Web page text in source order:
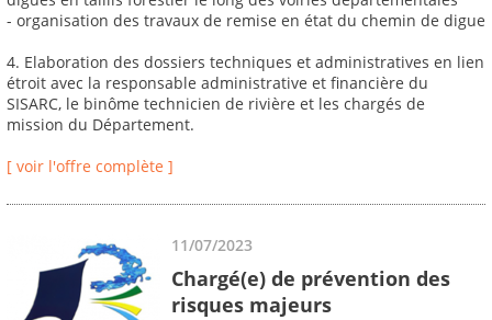
- organisation des travaux de remise en état du chemin de digue
4. Elaboration des dossiers techniques et administratives en lien
étroit avec la responsable administrative et financière du
SISARC, le binôme technicien de rivière et les chargés de
mission du Département.
[ voir l'offre complète ]
11/07/2023
Chargé(e) de prévention des
risques majeurs